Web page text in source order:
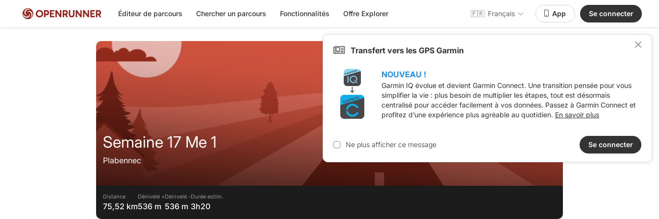
Éditeur de parcours Chercher un parcours Fonctionnalités Offre Explorer 🇫🇷 Français App Se connecter
Semaine 17 Me 1
Plabennec
Distance
75,52 km
Dénivelé +
536 m
Dénivelé -
536 m
Durée estim.
3h20
Transfert vers les GPS Garmin
NOUVEAU !
Garmin IQ évolue et devient Garmin Connect. Une transition pensée pour vous
simplifier la vie : plus besoin de multiplier les étapes, tout est désormais
centralisé pour accéder facilement à vos données. Passez à Garmin Connect et
profitez d’une expérience plus agréable au quotidien. En savoir plus
Ne plus afficher ce message Se connecter